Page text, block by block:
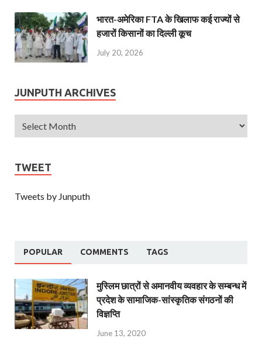
भारत-अमेरिका FTA के खिलाफ कई राज्यों से
हजारों किसानों का दिल्ली कूच
July 20, 2026
JUNPUTH ARCHIVES
TWEET
Tweets by Junputh
POPULAR COMMENTS TAGS
मुस्लिम छात्रों से अमानवीय व्यवहार के सम्बन्ध में
प्रदेश के सामाजिक-सांस्कृतिक संगठनों की
विज्ञप्ति
June 13, 2020